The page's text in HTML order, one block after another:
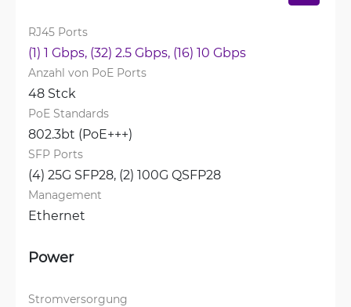
RJ45 Ports
(1) 1 Gbps, (32) 2.5 Gbps, (16) 10 Gbps
Anzahl von PoE Ports
48 Stck
PoE Standards
802.3bt (PoE+++)
SFP Ports
(4) 25G SFP28, (2) 100G QSFP28
Management
Ethernet
Power
Stromversorgung